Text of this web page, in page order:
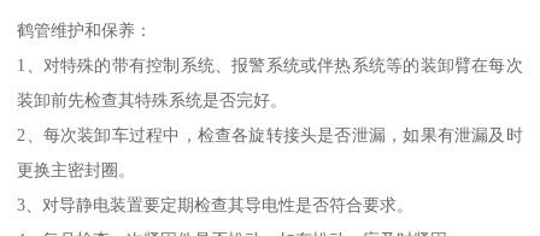
鹤管维护和保养：
1、对特殊的带有控制系统、报警系统或伴热系统等的装卸臂在每次
装卸前先检查其特殊系统是否完好。
2、每次装卸车过程中，检查各旋转接头是否泄漏，如果有泄漏及时
更换主密封圈。
3、对导静电装置要定期检查其导电性是否符合要求。